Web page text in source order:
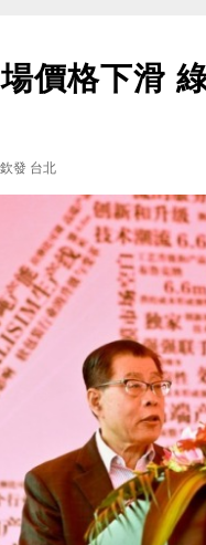
價格下滑
發 台北